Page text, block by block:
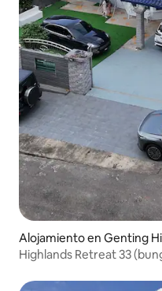
Alojamiento en Genting
Highlands Retreat 33